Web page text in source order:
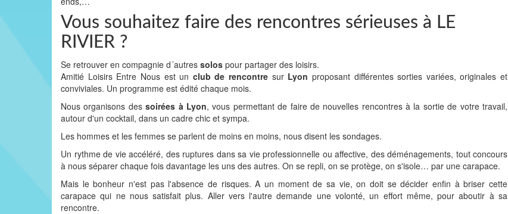
Vous souhaitez faire des rencontres sérieuses à LE
RIVIER ?
Se retrouver en compagnie d´autres solos pour partager des loisirs.
Amitié Loisirs Entre Nous est un club de rencontre sur Lyon proposant différentes sorties variées, originales et
conviviales. Un programme est édité chaque mois.
Nous organisons dessoirées à Lyon, vous permettant de faire de nouvelles rencontres à la sortie de votre travail,
autour d'un cocktail, dans un cadre chic et sympa.
Les hommes et les femmes se parlent de moins en moins, nous disent les sondages.
Un rythme de vie accéléré, des ruptures dans sa vie professionnelle ou affective, des déménagements, tout concours
à nous séparer chaque fois davantage les uns des autres. On se repli, on se protège, on s'isole… par une carapace.
Mais le bonheur n'est pas l'absence de risques. A un moment de sa vie, on doit se décider enfin à briser cette
carapace qui ne nous satisfait plus. Aller vers l'autre demande une volonté, un effort même, pour aboutir à sa
rencontre.